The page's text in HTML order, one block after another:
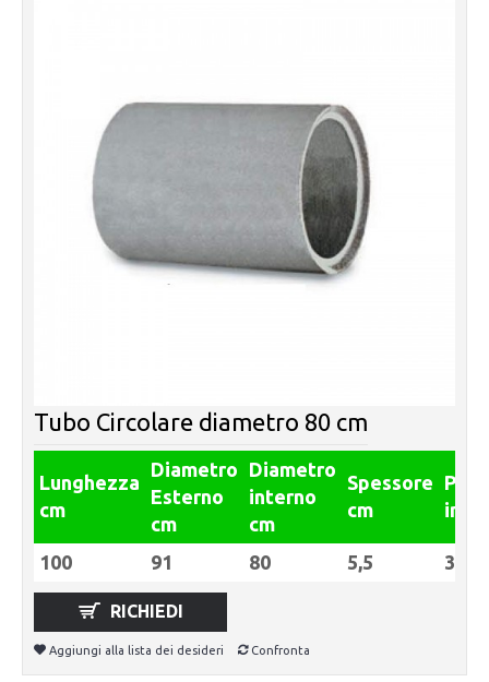
Tubo Circolare diametro 80 cm
Lunghezza
cm
Diametro
Esterno
cm
Diametro
interno
cm
Spessore
cm
Peso
in Kg
100 91 80 5,5 382
RICHIEDI
Aggiungi alla lista dei desideri Confronta